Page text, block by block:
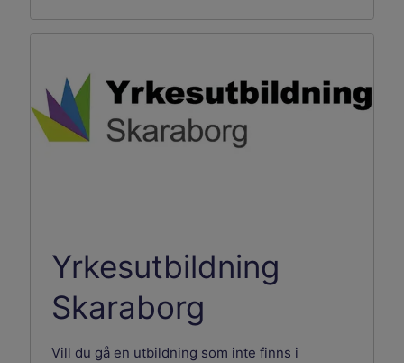
Yrkesutbildning
Skaraborg
Vill du gå en utbildning som inte finns i